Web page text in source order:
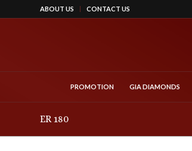
ABOUT US CONTACT US
PROMOTION GIA DIAMONDS
ER 180